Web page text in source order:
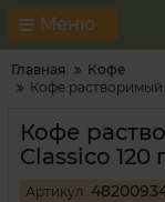
Меню
Главная
Кофе
Кофе растворимый
Кофе
Classico 120
Артикул: